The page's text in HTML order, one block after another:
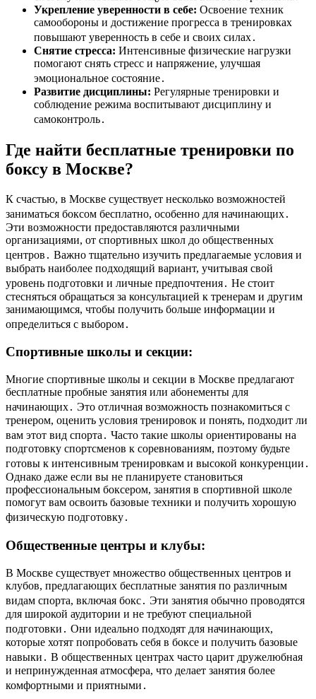
Укрепление уверенности в себе: Освоение техник
самообороны и достижение прогресса в тренировках
повышают уверенность в себе и своих силах․
Снятие стресса: Интенсивные физические нагрузки
помогают снять стресс и напряжение, улучшая
эмоциональное состояние․
Развитие дисциплины: Регулярные тренировки и
соблюдение режима воспитывают дисциплину и
самоконтроль․
Где найти бесплатные тренировки по
боксу в Москве?
К счастью, в Москве существует несколько возможностей
заниматься боксом бесплатно, особенно для начинающих․
Эти возможности предоставляются различными
организациями, от спортивных школ до общественных
центров․ Важно тщательно изучить предлагаемые условия и
выбрать наиболее подходящий вариант, учитывая свой
уровень подготовки и личные предпочтения․ Не стоит
стесняться обращаться за консультацией к тренерам и другим
занимающимся, чтобы получить больше информации и
определиться с выбором․
Спортивные школы и секции:
Многие спортивные школы и секции в Москве предлагают
бесплатные пробные занятия или абонементы для
начинающих․ Это отличная возможность познакомиться с
тренером, оценить условия тренировок и понять, подходит ли
вам этот вид спорта․ Часто такие школы ориентированы на
подготовку спортсменов к соревнованиям, поэтому будьте
готовы к интенсивным тренировкам и высокой конкуренции․
Однако даже если вы не планируете становиться
профессиональным боксером, занятия в спортивной школе
помогут вам освоить базовые техники и получить хорошую
физическую подготовку․
Общественные центры и клубы:
В Москве существует множество общественных центров и
клубов, предлагающих бесплатные занятия по различным
видам спорта, включая бокс․ Эти занятия обычно проводятся
для широкой аудитории и не требуют специальной
подготовки․ Они идеально подходят для начинающих,
которые хотят попробовать себя в боксе и получить базовые
навыки․ В общественных центрах часто царит дружелюбная
и непринужденная атмосфера, что делает занятия более
комфортными и приятными․